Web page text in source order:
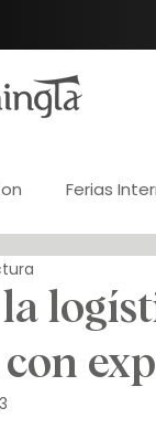
Ferias
propia